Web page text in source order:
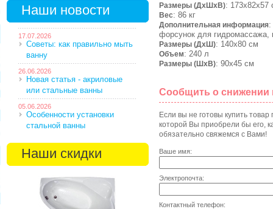
Наши новости
17.07.2026
Советы: как правильно мыть
ванну
26.06.2026
Новая статья - акриловые
или стальные ванны
05.06.2026
Особенности установки
стальной ванны
Наши скидки
Размеры (ДхШхВ): 173х82х57
Вес: 86 кг
Дополнительная информация:
форсунок для гидромассажа,
Размеры (ДхШ): 140х80 см
Объем: 240 л
Размеры (ШхВ): 90х45 см
Сообщить о снижении
Если вы не готовы купить
которой Вы приобрели бы его,
обязательно свяжемся с Вами!
Ваше имя:
Электропочта:
Контактный телефон: